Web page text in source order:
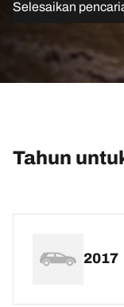
Selesaikan
Tahun
2017